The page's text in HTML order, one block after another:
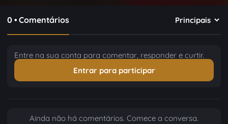
0 • Comentários
Entre na sua conta para comentar, responder e curtir.
Entrar para participar
Ainda não há comentários. Comece a conversa.